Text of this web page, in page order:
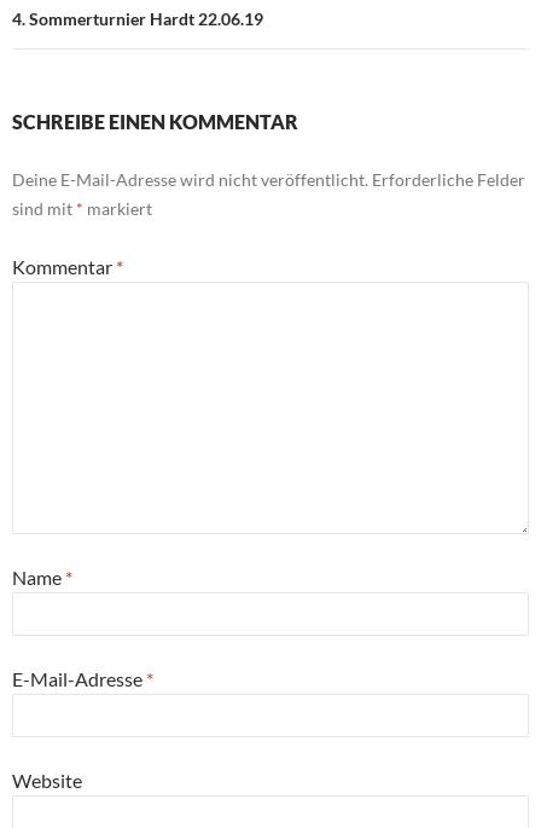
4. Sommerturnier Hardt 22.06.19
SCHREIBE EINEN KOMMENTAR
Deine E-Mail-Adresse wird nicht veröffentlicht. Erforderliche Felder
sind mit * markiert
Kommentar *
Name *
E-Mail-Adresse *
Website